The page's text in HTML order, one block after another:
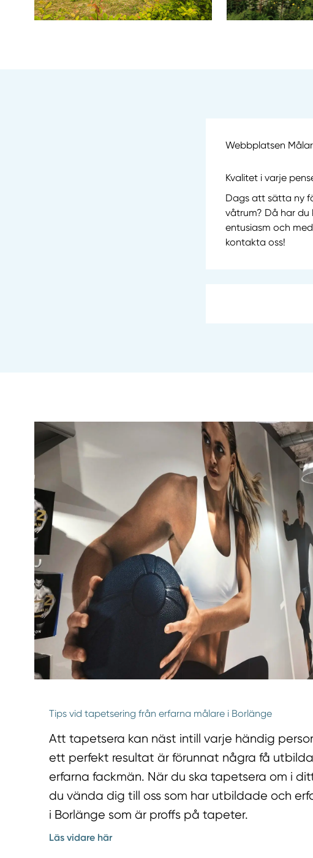
Webbplatsen
Kvalitet i varje
Dags att sätta ny
våtrum? Då har
entusiasm och
kontakta oss!
Tips vid tapetsering från erfarna målare i Borlänge
Att tapetsera kan näst intill varje händig
ett perfekt resultat är förunnat några få
erfarna fackmän. När du ska tapetsera om i
du vända dig till oss som har utbildade och
i Borlänge som är proffs på tapeter.
Läs vidare här